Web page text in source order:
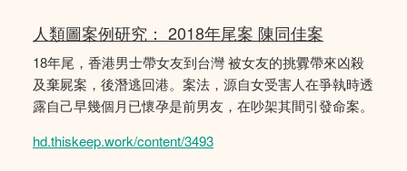
人類圖案例研究： 2018年尾案 陳同佳案
18年尾，香港男士帶女友到台灣 被女友的挑釁帶來凶殺
及棄屍案，後潛逃回港。案法，源自女受害人在爭執時透
露自己早幾個月已懷孕是前男友，在吵架其間引發命案。
hd.thiskeep.work/content/3493